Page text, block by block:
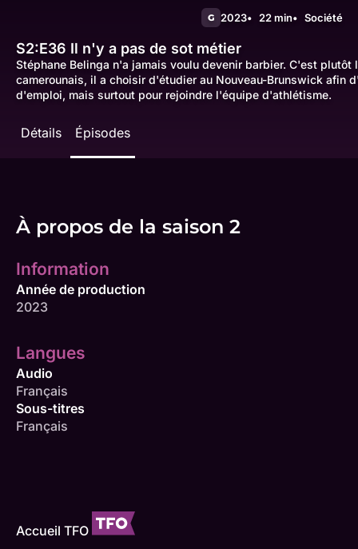
G 2023 22 min Société
S2:E36 Il n'y a pas de sot métier
Stéphane Belinga n'a jamais voulu devenir barbier. C'est
camerounais, il a choisir d'étudier au Nouveau-Brunswick afin
d'emploi, mais surtout pour rejoindre l'équipe d'athlétisme.
Détails Épisodes
À propos de la saison 2
Information
Année de production
2023
Langues
Audio
Français
Sous-titres
Français
Accueil TFO